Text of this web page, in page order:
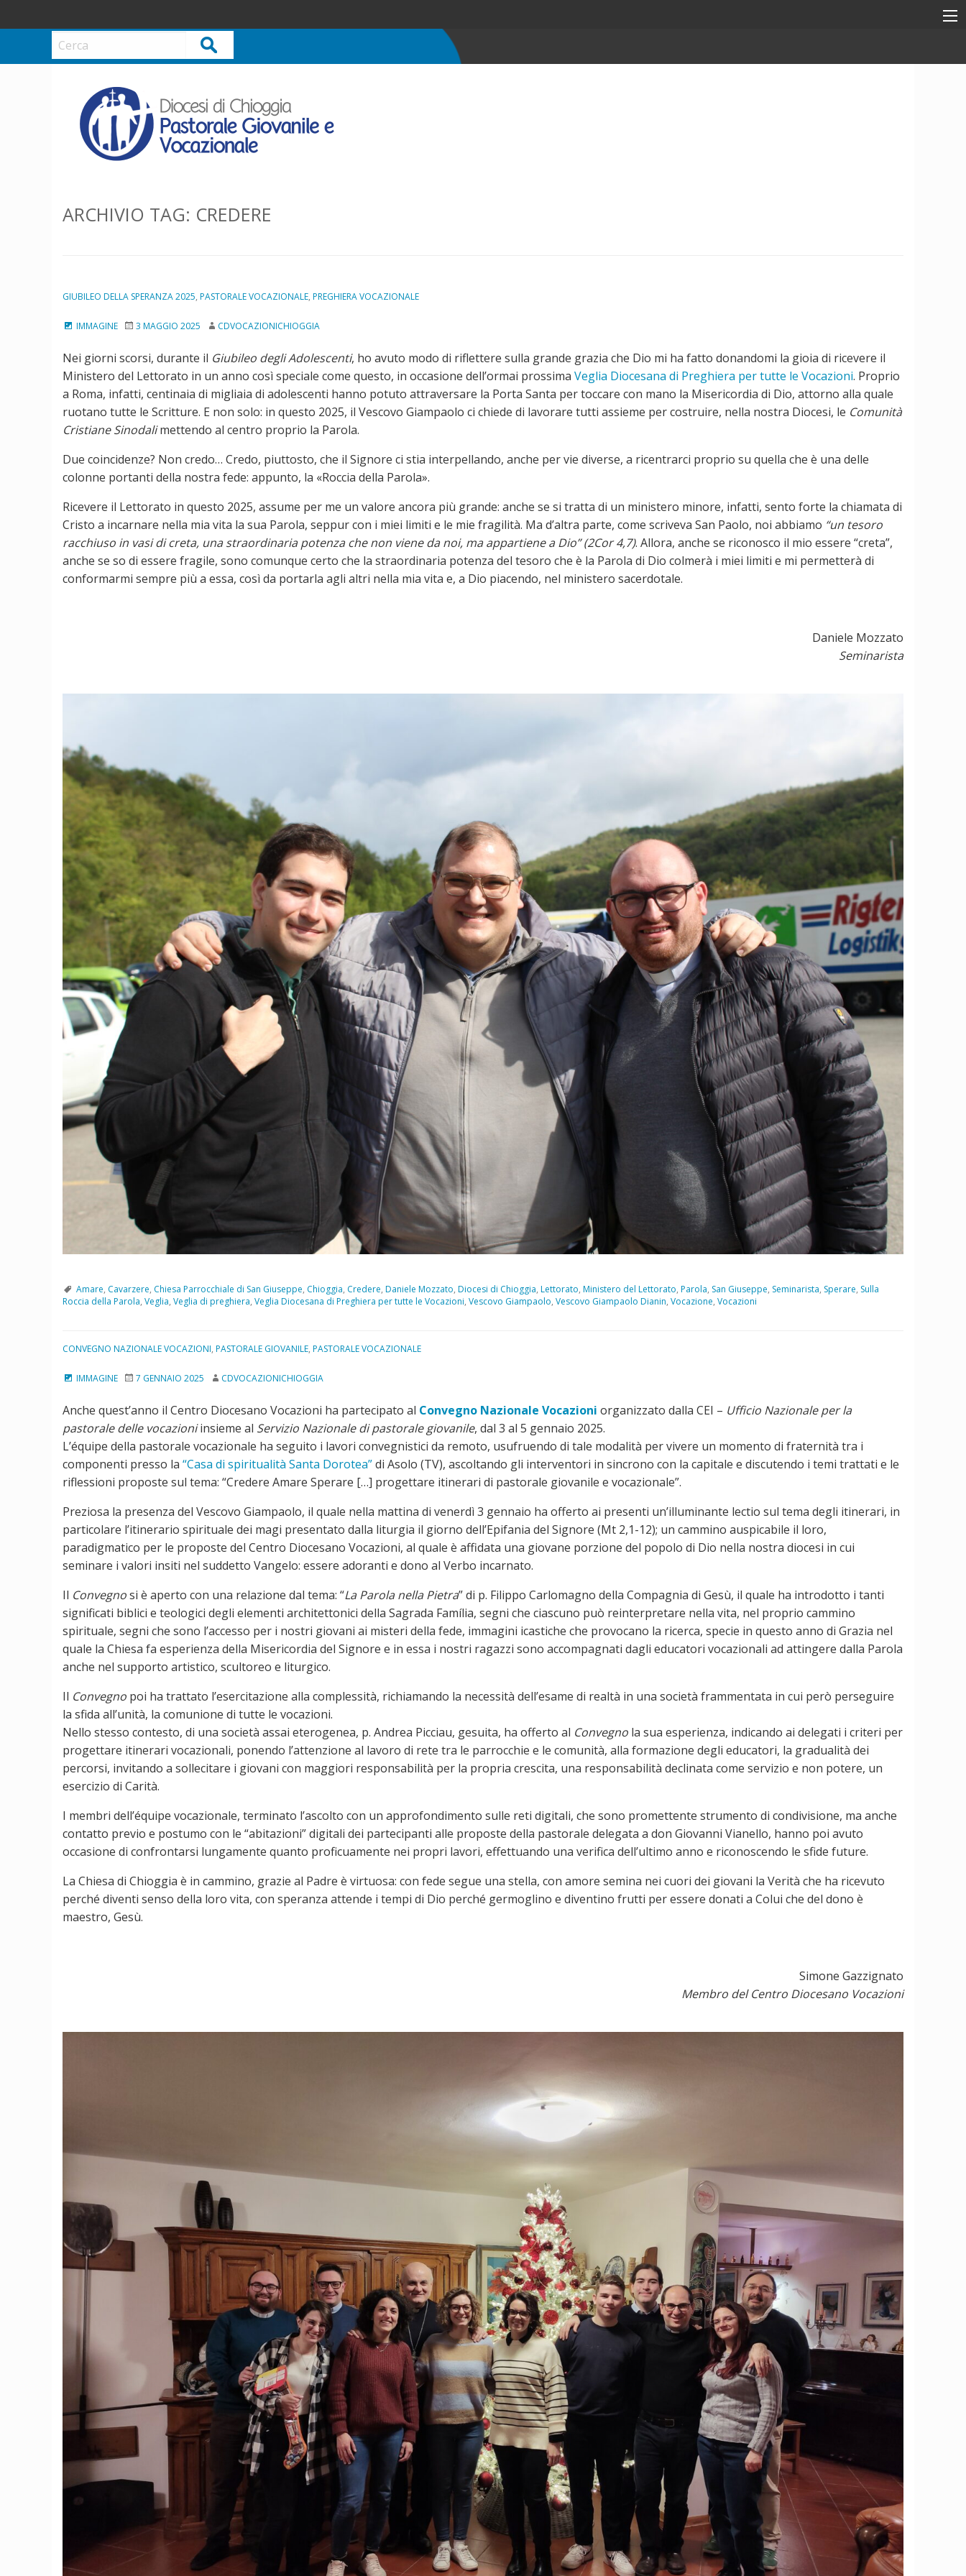
k
p
Cerca
ARCHIVIO TAG: CREDERE
GIUBILEO DELLA SPERANZA 2025, PASTORALE VOCAZIONALE, PREGHIERA VOCAZIONALE
IMMAGINE 3 MAGGIO 2025 CDVOCAZIONICHIOGGIA
Nei giorni scorsi, durante il Giubileo degli Adolescenti, ho avuto modo di riflettere sulla grande grazia che Dio mi ha fatto donandomi la gioia di ricevere il
Ministero del Lettorato in un anno così speciale come questo, in occasione dell’ormai prossima Veglia Diocesana di Preghiera per tutte le Vocazioni. Proprio
a Roma, infatti, centinaia di migliaia di adolescenti hanno potuto attraversare la Porta Santa per toccare con mano la Misericordia di Dio, attorno alla quale
ruotano tutte le Scritture. E non solo: in questo 2025, il Vescovo Giampaolo ci chiede di lavorare tutti assieme per costruire, nella nostra Diocesi, le Comunità
Cristiane Sinodalimettendo al centro proprio la Parola.
Due coincidenze? Non credo… Credo, piuttosto, che il Signore ci stia interpellando, anche per vie diverse, a ricentrarci proprio su quella che è una delle
colonne portanti della nostra fede: appunto, la «Roccia della Parola».
Ricevere il Lettorato in questo 2025, assume per me un valore ancora più grande: anche se si tratta di un ministero minore, infatti, sento forte la chiamata di
Cristo a incarnare nella mia vita la sua Parola, seppur con i miei limiti e le mie fragilità. Ma d’altra parte, come scriveva San Paolo, noi abbiamo “un tesoro
racchiuso in vasi di creta, una straordinaria potenza che non viene da noi, maappartiene a Dio” (2Cor 4,7). Allora, anche se riconosco il mio essere “creta”,
anche se so di essere fragile, sono comunque certo che la straordinaria potenza del tesoro che è la Parola di Dio colmerà i miei limiti e mi permetterà di
conformarmi sempre più a essa, così da portarla agli altri nella mia vita e, a Dio piacendo, nel ministero sacerdotale.
Daniele Mozzato
Seminarista
Amare, Cavarzere, Chiesa Parrocchiale di San Giuseppe, Chioggia, Credere, Daniele Mozzato, Diocesi di Chioggia, Lettorato, Ministero del Lettorato, Parola, San Giuseppe, Seminarista, Sperare, Sulla
Roccia della Parola, Veglia, Veglia di preghiera, Veglia Diocesana di Preghiera per tutte le Vocazioni, Vescovo Giampaolo, Vescovo Giampaolo Dianin, Vocazione, Vocazioni
CONVEGNO NAZIONALE VOCAZIONI, PASTORALE GIOVANILE, PASTORALE VOCAZIONALE
IMMAGINE 7 GENNAIO 2025 CDVOCAZIONICHIOGGIA
Anche quest’anno il Centro Diocesano Vocazioni ha partecipato al Convegno Nazionale Vocazioni organizzato dalla CEI – Ufficio Nazionale per la
pastorale delle vocazioniinsieme al Servizio Nazionale di pastorale giovanile, dal 3 al 5 gennaio 2025.
L’équipe della pastorale vocazionale ha seguito i lavori convegnistici da remoto, usufruendo di tale modalità per vivere un momento di fraternità tra i
componenti presso la “Casa di spiritualità Santa Dorotea”di Asolo (TV), ascoltando gli interventori in sincrono con la capitale e discutendo i temi trattati e le
riflessioni proposte sul tema: “Credere Amare Sperare […] progettare itinerari di pastorale giovanile e vocazionale”.
Preziosa la presenza del Vescovo Giampaolo, il quale nella mattina di venerdì 3 gennaio ha offerto ai presenti un’illuminante lectio sul tema degli itinerari, in
particolare l’itinerario spirituale dei magi presentato dalla liturgia il giorno dell’Epifania del Signore (Mt 2,1-12); un cammino auspicabile il loro,
paradigmatico per le proposte del Centro Diocesano Vocazioni, al quale è affidata una giovane porzione del popolo di Dio nella nostra diocesi in cui
seminare i valori insiti nel suddetto Vangelo: essere adoranti e dono al Verbo incarnato.
Il Convegnosi è aperto con una relazione dal tema: “La Parola nella Pietra” di p. Filippo Carlomagno della Compagnia di Gesù, il quale ha introdotto i tanti
significati biblici e teologici degli elementi architettonici della Sagrada Família, segni che ciascuno può reinterpretare nella vita, nel proprio cammino
spirituale, segni che sono l’accesso per i nostri giovani ai misteri della fede, immagini icastiche che provocano la ricerca, specie in questo anno di Grazia nel
quale la Chiesa fa esperienza della Misericordia del Signore e in essa i nostri ragazzi sono accompagnati dagli educatori vocazionali ad attingere dalla Parola
anche nel supporto artistico, scultoreo e liturgico.
Il Convegno poi ha trattato l’esercitazione alla complessità, richiamando la necessità dell’esame di realtà in una società frammentata in cui però perseguire
la sfida all’unità, la comunione di tutte le vocazioni.
Nello stesso contesto, di una società assai eterogenea, p. Andrea Picciau, gesuita, ha offerto al Convegno la sua esperienza, indicando ai delegati i criteri per
progettare itinerari vocazionali, ponendo l’attenzione al lavoro di rete tra le parrocchie e le comunità, alla formazione degli educatori, la gradualità dei
percorsi, invitando a sollecitare i giovani con maggiori responsabilità per la propria crescita, una responsabilità declinata come servizio e non potere, un
esercizio di Carità.
I membri dell’équipe vocazionale, terminato l’ascolto con un approfondimento sulle reti digitali, che sono promettente strumento di condivisione, ma anche
contatto previo e postumo con le “abitazioni” digitali dei partecipanti alle proposte della pastorale delegata a don Giovanni Vianello, hanno poi avuto
occasione di confrontarsi lungamente quanto proficuamente nei propri lavori, effettuando una verifica dell’ultimo anno e riconoscendo le sfide future.
La Chiesa di Chioggia è in cammino, grazie al Padre è virtuosa: con fede segue una stella, con amore semina nei cuori dei giovani la Verità che ha ricevuto
perché diventi senso della loro vita, con speranza attende i tempi di Dio perché germoglino e diventino frutti per essere donati a Colui che del dono è
maestro, Gesù.
Simone Gazzignato
Membro del Centro Diocesano Vocazioni